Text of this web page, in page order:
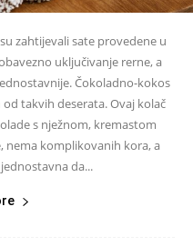
zahtijevali sate provedene u
uključivanje rerne, a
Čokoladno-kokos
takvih deserata. Ovaj kolač
s nježnom, kremastom
nema komplikovanih kora, a
da...